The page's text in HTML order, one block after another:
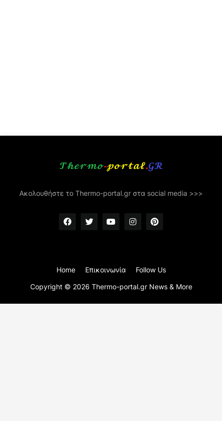
Ακολουθήστε το Thermo-portal.gr στα social media >>>
Copyright © 2026 Thermo-portal.gr News & More
Home Επικοινωνία Follow Us